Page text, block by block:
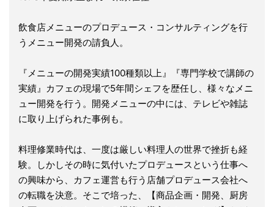
飲食店メニューのプロデュース・コンサルティングを行
うメニュー開発の請負人。
『メニューの開発実績100種類以上』『専門学校で講師の
実績』カフェの現場で5年間シェフを歴任し、様々なメニ
ュー開発を行う。開発メニューの中には、テレビや雑誌
に取り上げられた事例も。
料理修業時代は、一度は厳しい料理人の世界で挫折も経
験。しかしその時に気付いたプロデュースという仕事へ
の興味から、カフェ運営も行う店舗プロデュース会社へ
の転職を決意。そこで培った、【商品企画・開発、厨房